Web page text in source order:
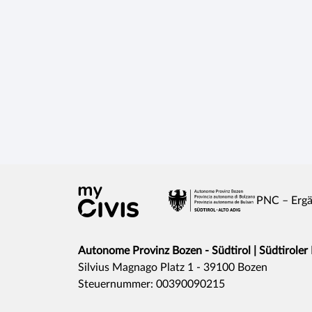
PNC –
Autonome Provinz Bozen - Südtirol | Südtiroler
Silvius Magnago Platz 1 - 39100 Bozen
Steuernummer: 00390090215